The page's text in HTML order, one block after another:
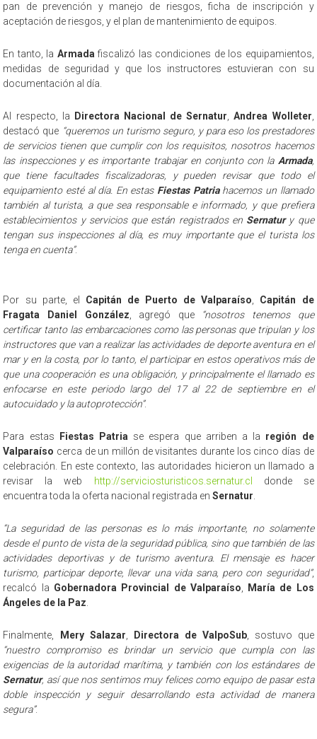
pan de prevención y manejo de riesgos, ficha de inscripción y
aceptación de riesgos, y el plan de mantenimiento de equipos.
En tanto, la Armada fiscalizó las condiciones de los equipamientos,
medidas de seguridad y que los instructores estuvieran con su
documentación al día.
Al respecto, la Directora Nacional de Sernatur ,Andrea Wolleter
destacó que “queremos un turismo seguro, y para eso los prestadores
de servicios tienen que cumplir con los requisitos, nosotros hacemos
las inspecciones y es importante trabajar en conjunto con la Armada,
que tiene facultades fiscalizadoras, y pueden revisar que todo el
equipamiento esté al día. En estas Fiestas Patriahacemos un llamado
también al turista, a que sea responsable e informado, y que prefiera
establecimientos y servicios que están registrados en Sernatury que
tengan sus inspecciones al día, es muy importante que el turista los
tenga en cuenta”.
Por su parte, el Capitán de Puerto de Valparaíso
Capitán de
Fragata Daniel González , agregó que
“nosotros tenemos que
certificar tanto las embarcaciones como las personas que tripulan y los
instructores que van a realizar las actividades de deporte aventura en el
mar y en la costa, por lo tanto, el participar en estos operativos más de
que una cooperación es una obligación, y principalmente el llamado es
enfocarse en este periodo largo del 17 al 22 de septiembre en el
autocuidado y la autoprotección”.
Para estas Fiestas Patria se espera que arriben a la región de
Valparaíso cerca de un millón de visitantes durante los cinco días de
celebración. En este contexto, las autoridades hicieron un llamado a
revisar la web http://serviciosturisticos.sernatur.cl
donde se
encuentra toda la oferta nacional registrada enSernatur
“La seguridad de las personas es lo más importante, no solamente
desde el punto de vista de la seguridad pública, sino que también de las
actividades deportivas y de turismo aventura. El mensaje es hacer
turismo, participar deporte, llevar una vida sana, pero con seguridad”,
recalcó la Gobernadora Provincial de Valparaíso
María de Los
Ángeles de la Paz
Finalmente, Mery Salazar Directora de ValpoSub, sostuvo que
“nuestro compromiso es brindar un servicio que cumpla con las
exigencias de la autoridad marítima, y también con los estándares de
Sernatur, así que nos sentimos muy felices como equipo de pasar esta
doble inspección y seguir desarrollando esta actividad de manera
segura”.